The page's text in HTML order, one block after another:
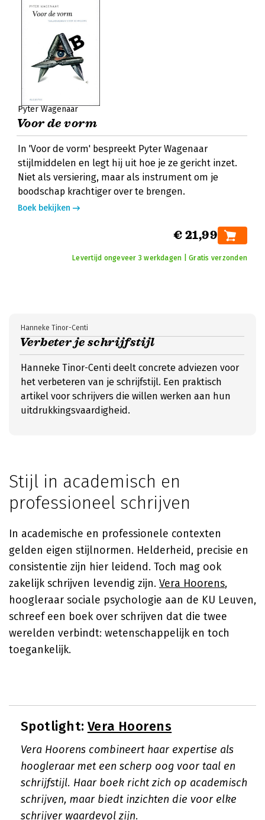
Pyter Wagenaar
Voor de vorm
In 'Voor de vorm' bespreekt Pyter Wagenaar
stijlmiddelen en legt hij uit hoe je ze gericht inzet.
Niet als versiering, maar als instrument om je
boodschap krachtiger over te brengen.
Boek bekijken
€ 21,99
Levertijd ongeveer 3 werkdagen | Gratis verzonden
Verbeter je schrijfstijl
Hanneke Tinor-Centi
Hanneke Tinor-Centi deelt concrete adviezen voor
het verbeteren van je schrijfstijl. Een praktisch
artikel voor schrijvers die willen werken aan hun
uitdrukkingsvaardigheid.
Stijl in academisch en
professioneel schrijven
In academische en professionele contexten
gelden eigen stijlnormen. Helderheid, precisie en
consistentie zijn hier leidend. Toch mag ook
zakelijk schrijven levendig zijn. Vera Hoorens,
hoogleraar sociale psychologie aan de KU Leuven,
schreef een boek over schrijven dat die twee
werelden verbindt: wetenschappelijk en toch
toegankelijk.
Spotlight: Vera Hoorens
Vera Hoorens combineert haar expertise als
hoogleraar met een scherp oog voor taal en
schrijfstijl. Haar boek richt zich op academisch
schrijven, maar biedt inzichten die voor elke
schrijver waardevol zijn.